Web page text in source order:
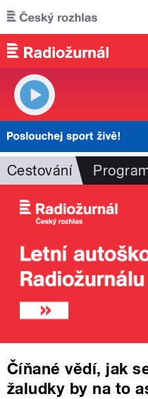
Přejít k hlavnímu obsahu
Cestování
Číňané vědí, jak
žaludky by na to